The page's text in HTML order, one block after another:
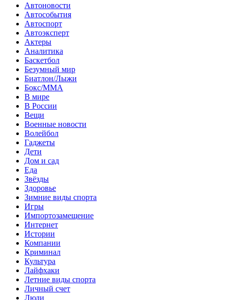
Автоновости
Автособытия
Автоспорт
Автоэксперт
Актеры
Аналитика
Баскетбол
Безумный мир
Биатлон/Лыжи
Бокс/MMA
В мире
В России
Вещи
Военные новости
Волейбол
Гаджеты
Дети
Дом и сад
Еда
Звёзды
Здоровье
Зимние виды спорта
Игры
Импортозамещение
Интернет
Истории
Компании
Криминал
Культура
Лайфхаки
Летние виды спорта
Личный счет
Люди